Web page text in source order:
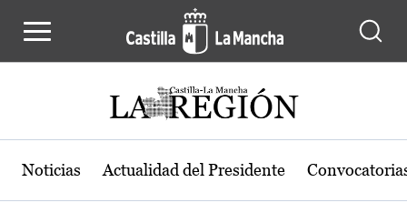
Noticias Actualidad del Presidente